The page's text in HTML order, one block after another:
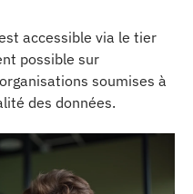
accessible via le tier
possible sur
soumises à
des données.